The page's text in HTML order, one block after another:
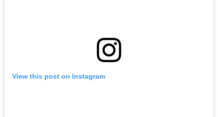
View this post on Instagram